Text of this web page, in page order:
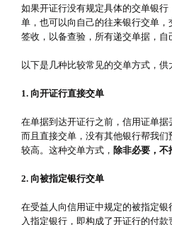
如果开证行没有规定具体的交单银
单，也可以向自己的往来银行交单
签收，以备查验，所有递交单据，自
以下是几种比较常见的交单方式，供
1. 向开证行直接交单
在单据到达开证行之前，信用证单据
而且直接交单，没有其他银行帮我
较高。这种交单方式， 除非必要，不
2. 向被指定银行交单
在受益人向信用证中规定的被指定
入指定银行，即构成了开证行的付